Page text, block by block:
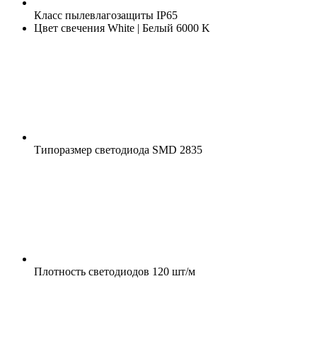
Класс пылевлагозащиты IP65
Цвет свечения White | Белый 6000 K
Типоразмер светодиода SMD 2835
Плотность светодиодов 120 шт/м